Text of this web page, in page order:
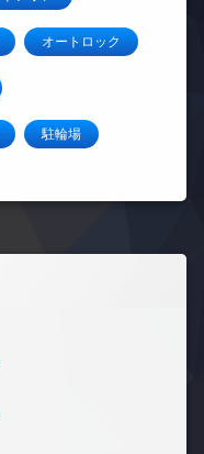
オートロック
駐輪場